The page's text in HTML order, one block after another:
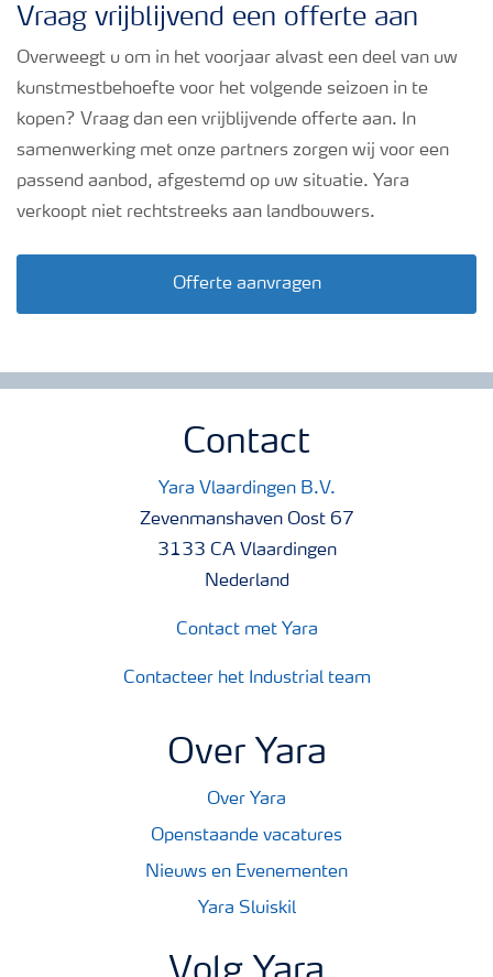
Vraag vrijblijvend een offerte aan
Overweegt u om in het voorjaar alvast een deel van uw
kunstmestbehoefte voor het volgende seizoen in te
kopen? Vraag dan een vrijblijvende offerte aan. In
samenwerking met onze partners zorgen wij voor een
passend aanbod, afgestemd op uw situatie. Yara
verkoopt niet rechtstreeks aan landbouwers.
Offerte aanvragen
Contact
Yara Vlaardingen B.V.
Zevenmanshaven Oost 67
3133 CA Vlaardingen
Nederland
Contact met Yara
Contacteer het Industrial team
Over Yara
Over Yara
Openstaande vacatures
Nieuws en Evenementen
Yara Sluiskil